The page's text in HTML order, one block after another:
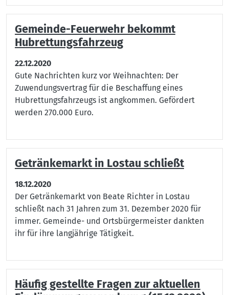
Gemeinde-Feuerwehr bekommt
Hubrettungsfahrzeug
22.12.2020
Gute Nachrichten kurz vor Weihnachten: Der
Zuwendungsvertrag für die Beschaffung eines
Hubrettungsfahrzeugs ist angkommen. Gefördert
werden 270.000 Euro.
Getränkemarkt in Lostau schließt
18.12.2020
Der Getränkemarkt von Beate Richter in Lostau
schließt nach 31 Jahren zum 31. Dezember 2020 für
immer. Gemeinde- und Ortsbürgermeister dankten
ihr für ihre langjährige Tätigkeit.
Häufig gestellte Fragen zur aktuellen